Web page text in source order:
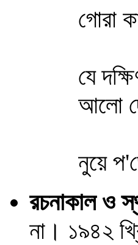
গোরা
যে
আলো
নুয়ে
রচনাকাল ও
না। ১৯৪২